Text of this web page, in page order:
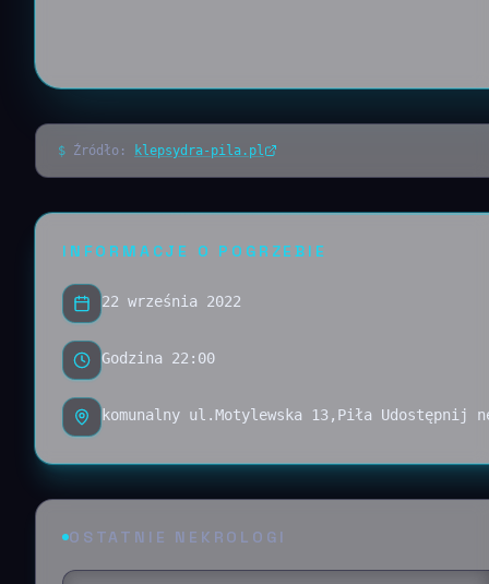
$ Źródło: klepsydra-pila.pl
INFORMACJE O POGRZEBIE
22 września 2022
Godzina 22:00
komunalny ul.Motylewska 13,Piła
OSTATNIE NEKROLOGI